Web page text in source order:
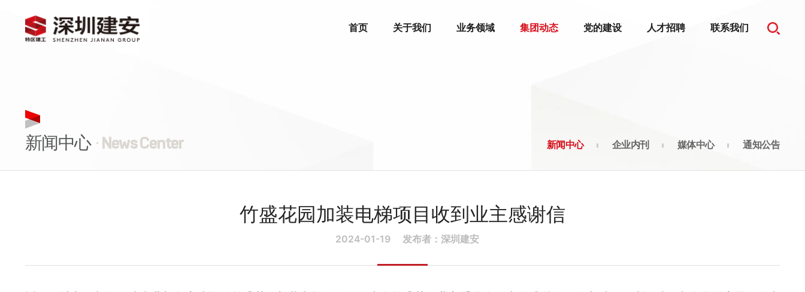
首页 关于我们 业务领域 集团动态 党的建设 人才招聘 联系我们
新闻中心 · News Center 新闻中心 企业内刊 媒体中心 通知公告
竹盛花园加装电梯项目收到业主感谢信
2024-01-19 发布者：深圳建安